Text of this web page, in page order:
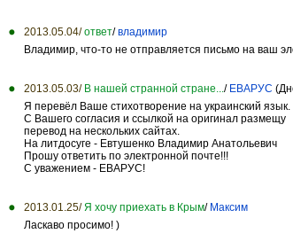
2013.05.04/ ответ/владимир
Владимир, что-то не отправляется письмо на ваш
2013.05.03/ В нашей странной стране.../ ЕВАРУС
Я перевёл Ваше стихотворение на украинский язык.
С Вашего согласия и ссылкой на оригинал размещу
перевод на нескольких сайтах.
На литдосуге - Евтушенко Владимир Анатольевич
Прошу ответить по электронной почте!!!
С уважением - ЕВАРУС!
2013.01.25/ Я хочу приехать в Крым/ Максим
Ласкаво просимо! )